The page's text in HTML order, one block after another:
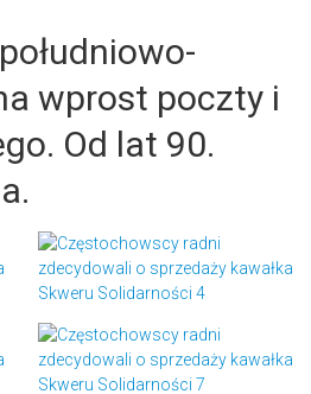
wprost poczty i
Od lat 90.